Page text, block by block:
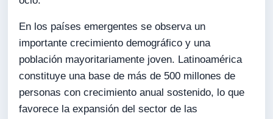
En los países emergentes se observa un
importante crecimiento demográfico y una
población mayoritariamente joven. Latinoamérica
constituye una base de más de 500 millones de
personas con crecimiento anual sostenido, lo que
favorece la expansión del sector de las